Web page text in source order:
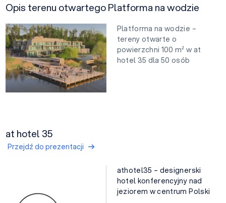
Opis terenu otwartego Platforma na wodzie
Platforma na wodzie –
tereny otwarte o
powierzchni 100 m² w at
hotel 35 dla 50 osób
at hotel 35
Przejdź do prezentacji
athotel35 – designerski
hotel konferencyjny nad
jeziorem w centrum Polski